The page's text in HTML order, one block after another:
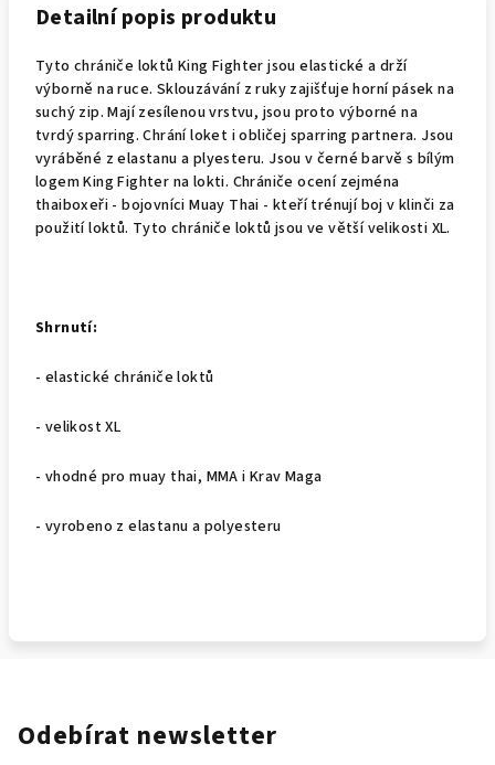
Detailní popis produktu
Tyto chrániče loktů King Fighter jsou elastické a drží
výborně na ruce. Sklouzávání z ruky zajišťuje horní pásek na
suchý zip. Mají zesílenou vrstvu, jsou proto výborné na
tvrdý sparring. Chrání loket i obličej sparring partnera. Jsou
vyráběné z elastanu a plyesteru. Jsou v černé barvě s bílým
logem King Fighter na lokti. Chrániče ocení zejména
thaiboxeři - bojovníci Muay Thai - kteří trénují boj v klinči za
použití loktů. Tyto chrániče loktů jsou ve větší velikosti XL.
Shrnutí:
- elastické chrániče loktů
- velikost XL
- vhodné pro muay thai, MMA i Krav Maga
- vyrobeno z elastanu a polyesteru
Odebírat newsletter